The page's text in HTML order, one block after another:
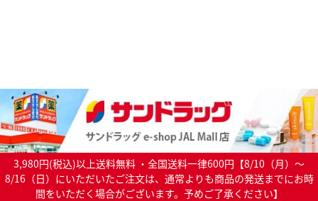
3,980円(税込)以上送料無料 ・全国送料一律600円【8/10（月）～
8/16（日）にいただいたご注文は、通常よりも商品の発送までにお時
間をいただく場合がございます。予めご了承ください】